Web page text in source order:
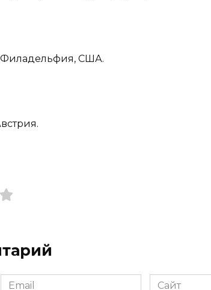
Филадельфия, США.
Email
Сайт